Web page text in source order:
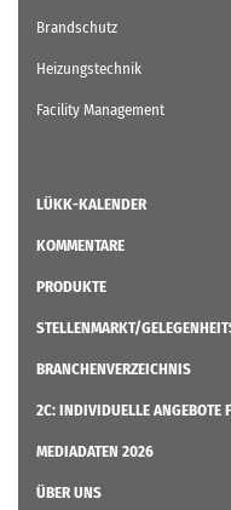
Brandschutz
Heizungstechnik
Facility Management
LÜKK-KALENDER
KOMMENTARE
PRODUKTE
STELLENMARKT/
BRANCHENVERZEICHNIS
2C: INDIVIDUELLE ANGEBOTE
MEDIADATEN 2026
ÜBER UNS